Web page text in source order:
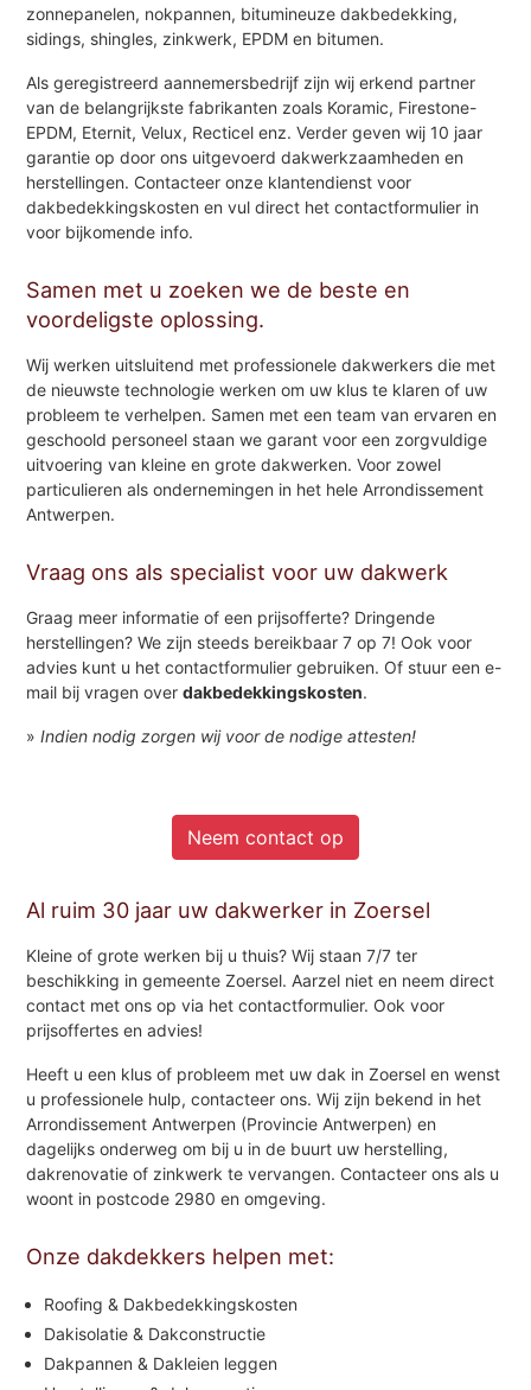
zonnepanelen, nokpannen, bitumineuze dakbedekking,
sidings, shingles, zinkwerk, EPDM en bitumen.
Als geregistreerd aannemersbedrijf zijn wij erkend partner
van de belangrijkste fabrikanten zoals Koramic, Firestone-
EPDM, Eternit, Velux, Recticel enz. Verder geven wij 10 jaar
garantie op door ons uitgevoerd dakwerkzaamheden en
herstellingen. Contacteer onze klantendienst voor
dakbedekkingskosten en vul direct het contactformulier in
voor bijkomende info.
Samen met u zoeken we de beste en
voordeligste oplossing.
Wij werken uitsluitend met professionele dakwerkers die met
de nieuwste technologie werken om uw klus te klaren of uw
probleem te verhelpen. Samen met een team van ervaren en
geschoold personeel staan we garant voor een zorgvuldige
uitvoering van kleine en grote dakwerken. Voor zowel
particulieren als ondernemingen in het hele Arrondissement
Antwerpen.
Vraag ons als specialist voor uw dakwerk
Graag meer informatie of een prijsofferte? Dringende
herstellingen? We zijn steeds bereikbaar 7 op 7! Ook voor
advies kunt u het contactformulier gebruiken. Of stuur een e-
mail bij vragen overdakbedekkingskosten.
»Indien nodig zorgen wij voor de nodige attesten!
Neem contact op
Al ruim 30 jaar uw dakwerker in Zoersel
Kleine of grote werken bij u thuis? Wij staan 7/7 ter
beschikking in gemeente Zoersel. Aarzel niet en neem direct
contact met ons op via het contactformulier. Ook voor
prijsoffertes en advies!
Heeft u een klus of probleem met uw dak in Zoersel en wenst
u professionele hulp, contacteer ons. Wij zijn bekend in het
Arrondissement Antwerpen (Provincie Antwerpen) en
dagelijks onderweg om bij u in de buurt uw herstelling,
dakrenovatie of zinkwerk te vervangen. Contacteer ons als u
woont in postcode 2980 en omgeving.
Onze dakdekkers helpen met:
Roofing & Dakbedekkingskosten
Dakisolatie & Dakconstructie
Dakpannen & Dakleien leggen